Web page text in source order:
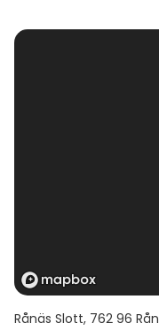
Rånäs Slott, 762 96